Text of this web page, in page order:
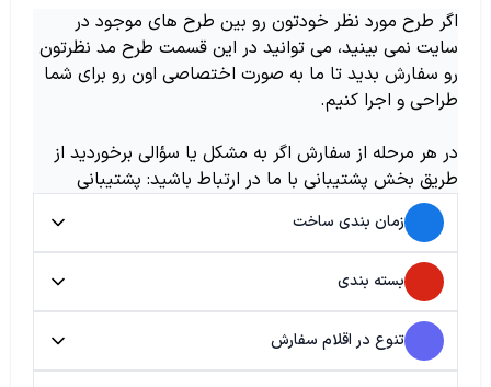
اگر طرح مورد نظر خودتون رو بین طرح های موجود در
سایت نمی بینید، می توانید در این قسمت طرح مد نظرتون
رو سفارش بدید تا ما به صورت اختصاصی اون رو برای شما
طراحی و اجرا کنیم.
در هر مرحله از سفارش اگر به مشکل یا سؤالی برخوردید از
طریق بخش پشتیبانی با ما در ارتباط باشید: پشتیبانی
زمان بندی ساخت
بسته بندی
تنوع در اقلام سفارش